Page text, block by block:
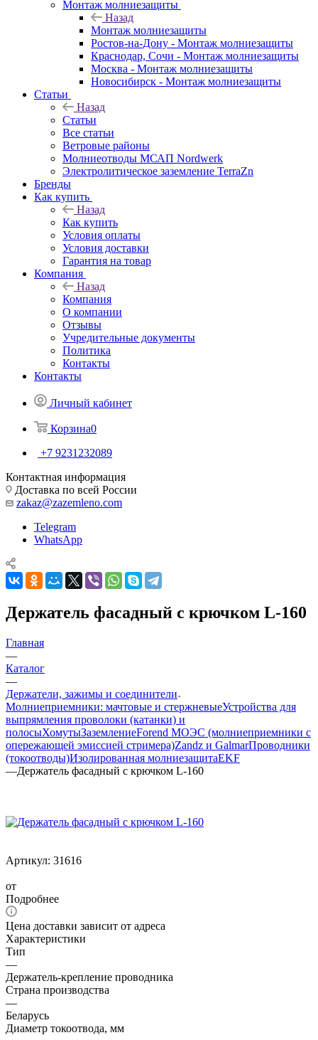
Монтаж молниезащиты
Назад
Монтаж молниезащиты
Ростов-на-Дону - Монтаж молниезащиты
Краснодар, Сочи - Монтаж молниезащиты
Москва - Монтаж молниезащиты
Новосибирск - Монтаж молниезащиты
Статьи
Назад
Статьи
Все статьи
Ветровые районы
Молниеотводы МСАП Nordwerk
Электролитическое заземление TerraZn
Бренды
Как купить
Назад
Как купить
Условия оплаты
Условия доставки
Гарантия на товар
Компания
Назад
Компания
О компании
Отзывы
Учредительные документы
Политика
Контакты
Контакты
Личный кабинет
Корзина0
+7 9231232089
Контактная информация
Доставка по всей России
zakaz@zazemleno.com
Telegram
WhatsApp
Держатель фасадный с крючком L-160
Главная
—
Каталог
—
Держатели, зажимы и соединители
Молниеприемники: мачтовые и стержневыеУстройства для
выпрямления проволоки (катанки) и
полосыХомутыЗаземлениеForend МОЭС (молниеприемники с
опережающей эмиссией стримера)Zandz и GalmarПроводники
(токоотводы)Изолированная молниезащитаEKF
—Держатель фасадный с крючком L-160
Артикул: 31616
от
Подробнее
Цена доставки зависит от адреса
Характеристики
Тип
—
Держатель-крепление проводника
Страна производства
—
Беларусь
Диаметр токоотвода, мм